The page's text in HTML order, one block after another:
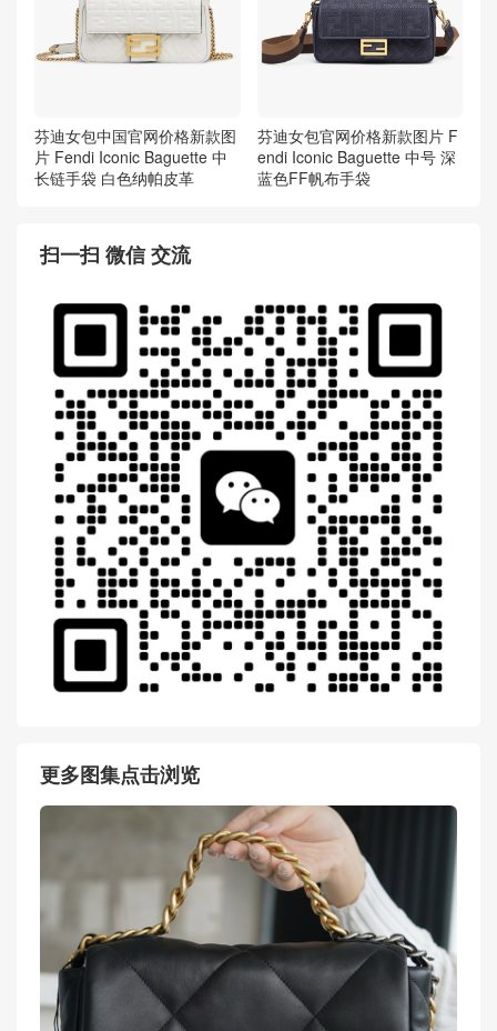
芬迪女包中国官网价格新款图
片 Fendi Iconic Baguette 中
长链手袋 白色纳帕皮革
芬迪女包官网价格新款图片 F
endi Iconic Baguette 中号 深
蓝色FF帆布手袋
扫一扫 微信 交流
更多图集点击浏览